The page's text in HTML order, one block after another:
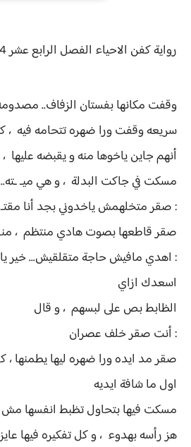
روايةكفن الاحياء الفصل الرابع عشر 14
وقفت مكانها بفستان الزفاف..
سريعه وقفت ورا ضهره تتحامه فيه ،
أنهم جاين ياخوها منه و يقبضه عليها
مسكت في جاكت البدلة ، و هي ميـ
: صقر متخلهمش ياخدوني بجد أنا
صقر قاطعها بصوت هادي منتظم ،
: اهدي مافيش حاجة متقلقيش... خير
اسعدك ازاي
الظابط بص على لبسهم ، و قال
: أنت صقر خلف عصران
صقر مد ايده ورا ضهره ليها يطمنها ،
اول ما شافة ايديه
مسكت فيها بتحاول تظبط انفسها
هز رأسه بهدوء ، و كل تفكيره فيها